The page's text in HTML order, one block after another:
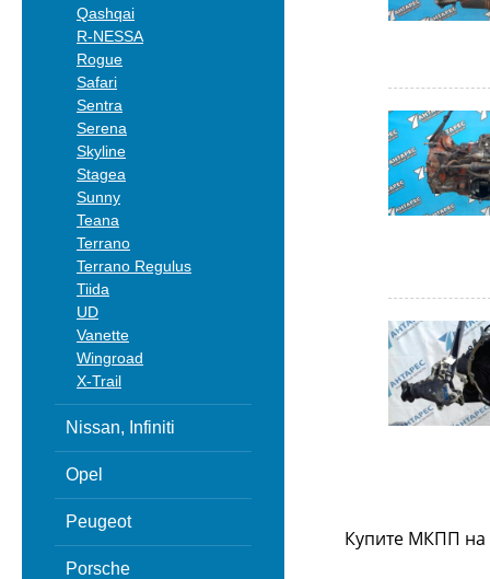
Qashqai
R-NESSA
Rogue
Safari
Sentra
Serena
Skyline
Stagea
Sunny
Teana
Terrano
Terrano Regulus
Tiida
UD
Vanette
Wingroad
X-Trail
Nissan, Infiniti
Opel
Peugeot
Porsche
Купите МКПП на